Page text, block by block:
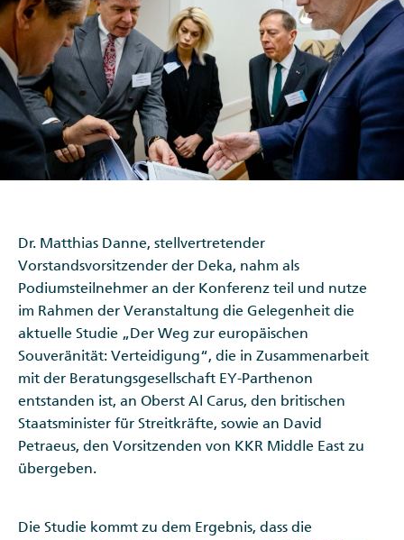
Dr. Matthias Danne, stellvertretender
Vorstandsvorsitzender der Deka, nahm als
Podiumsteilnehmer an der Konferenz teil und nutze
im Rahmen der Veranstaltung die Gelegenheit die
aktuelle Studie „Der Weg zur europäischen
Souveränität: Verteidigung“, die in Zusammenarbeit
mit der Beratungsgesellschaft EY-Parthenon
entstanden ist, an Oberst Al Carus, den britischen
Staatsminister für Streitkräfte, sowie an David
Petraeus, den Vorsitzenden von KKR Middle East zu
übergeben.
Die Studie kommt zu dem Ergebnis, dass die